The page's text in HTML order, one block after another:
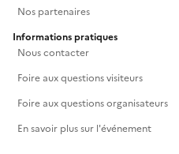
Nos partenaires
Informations pratiques
Nous contacter
Foire aux questions visiteurs
Foire aux questions organisateurs
En savoir plus sur l'événement